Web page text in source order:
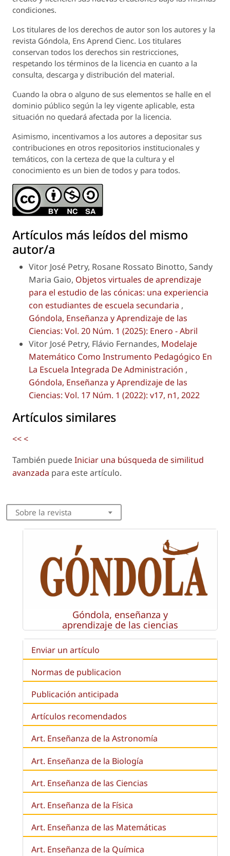
condiciones.
Los titulares de los derechos de autor son los autores y la
revista Góndola, Ens Aprend Cienc. Los titulares
conservan todos los derechos sin restricciones,
respetando los términos de la licencia en cuanto a la
consulta, descarga y distribución del material.
Cuando la obra o alguno de sus elementos se halle en el
dominio público según la ley vigente aplicable, esta
situación no quedará afectada por la licencia.
Asimismo, incentivamos a los autores a depositar sus
contribuciones en otros repositorios institucionales y
temáticos, con la certeza de que la cultura y el
conocimiento es un bien de todos y para todos.
Artículos más leídos del mismo
autor/a
Vitor José Petry, Rosane Rossato Binotto, Sandy
Maria Gaio, Objetos virtuales de aprendizaje
para el estudio de las cónicas: una experiencia
con estudiantes de escuela secundaria ,
Góndola, Enseñanza y Aprendizaje de las
Ciencias: Vol. 20 Núm. 1 (2025): Enero - Abril
Vitor José Petry, Flávio Fernandes, Modelaje
Matemático Como Instrumento Pedagógico En
La Escuela Integrada De Administración ,
Góndola, Enseñanza y Aprendizaje de las
Ciencias: Vol. 17 Núm. 1 (2022): v17, n1, 2022
Artículos similares
<<<
También puedeIniciar una búsqueda de similitud
avanzada para este artículo.
Sobre la revista
Góndola, enseñanza y
aprendizaje de las ciencias
Enviar un artículo
Normas de publicacion
Publicación anticipada
Artículos recomendados
Art. Enseñanza de la Astronomía
Art. Enseñanza de la Biología
Art. Enseñanza de las Ciencias
Art. Enseñanza de la Física
Art. Enseñanza de las Matemáticas
Art. Enseñanza de la Química